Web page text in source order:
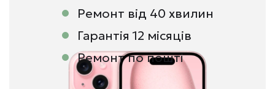
Ремонт від 40 хвилин
Гарантія 12 місяців
Ремонт по пошті